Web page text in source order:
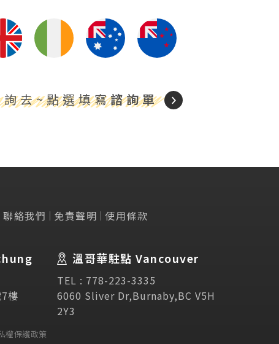
Testimonial
Links
使用條款
詢去~點選填寫諮詢單
聯絡我們 免責聲明 使用條款
樓
溫哥華駐點 Vancouver
TEL : 778-223-3335
6060 Sliver Dr,Burnaby,BC V5H
2Y3
權保護政策